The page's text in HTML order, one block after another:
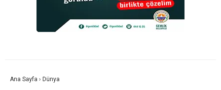
Ana Sayfa › Dünya